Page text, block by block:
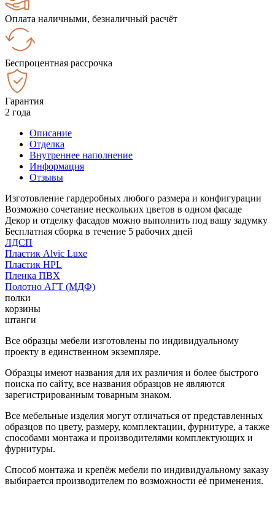
Оплата наличными, безналичный расчёт
Беспроцентная рассрочка
Гарантия
2 года
Описание
Отделка
Внутреннее наполнение
Информация
Отзывы
Изготовление гардеробных любого размера и конфигурации
Возможно сочетание нескольких цветов в одном фасаде
Декор и отделку фасадов можно выполнить под вашу задумку
Бесплатная сборка в течение 5 рабочих дней
ЛДСП
Пластик Alvic Luxe
Пластик HPL
Пленка ПВХ
Полотно АГТ (МДФ)
полки
корзины
штанги
Все образцы мебели изготовлены по индивидуальному
проекту в единственном экземпляре.
Образцы имеют названия для их различия и более быстрого
поиска по сайту, все названия образцов не являются
зарегистрированным товарным знаком.
Все мебельные изделия могут отличаться от представленных
образцов по цвету, размеру, комплектации, фурнитуре, а также
способами монтажа и производителями комплектующих и
фурнитуры.
Способ монтажа и крепёж мебели по индивидуальному заказу
выбирается производителем по возможности её применения.